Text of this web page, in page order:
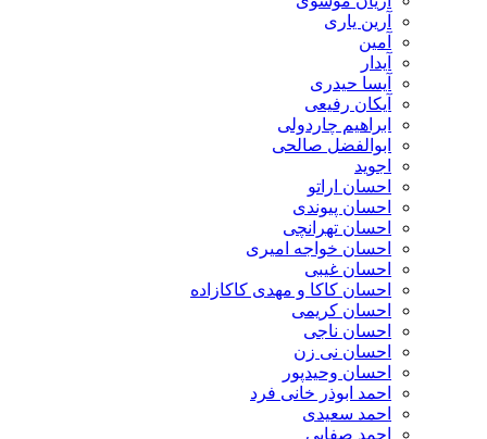
آرین یاری
آمین
آیدار
آیسا حیدری
آیکان رفیعی
ابراهیم چاردولی
ابوالفضل صالحی
اجوید
احسان اراتو
احسان پیوندی
احسان تهرانچی
احسان خواجه امیری
احسان غیبی
احسان کاکا و مهدی کاکازاده
احسان کریمی
احسان ناجی
احسان نی زن
احسان وحیدپور
احمد ابوذر خانی فرد
احمد سعیدی
احمد صفایی